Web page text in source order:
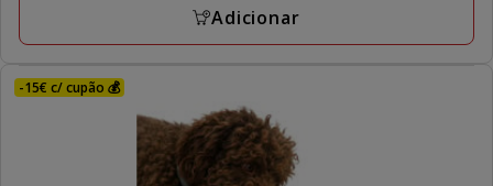
4.89€
Adicionar
-15€ c/ cupão 💰